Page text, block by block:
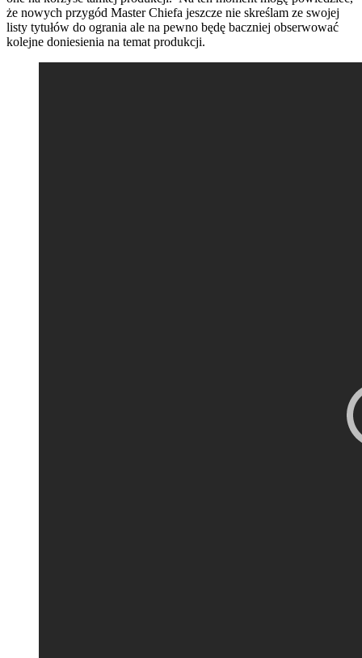
że nowych przygód Master Chiefa jeszcze nie skreślam ze swojej
listy tytułów do ogrania ale na pewno będę baczniej obserwować
kolejne doniesienia na temat produkcji.